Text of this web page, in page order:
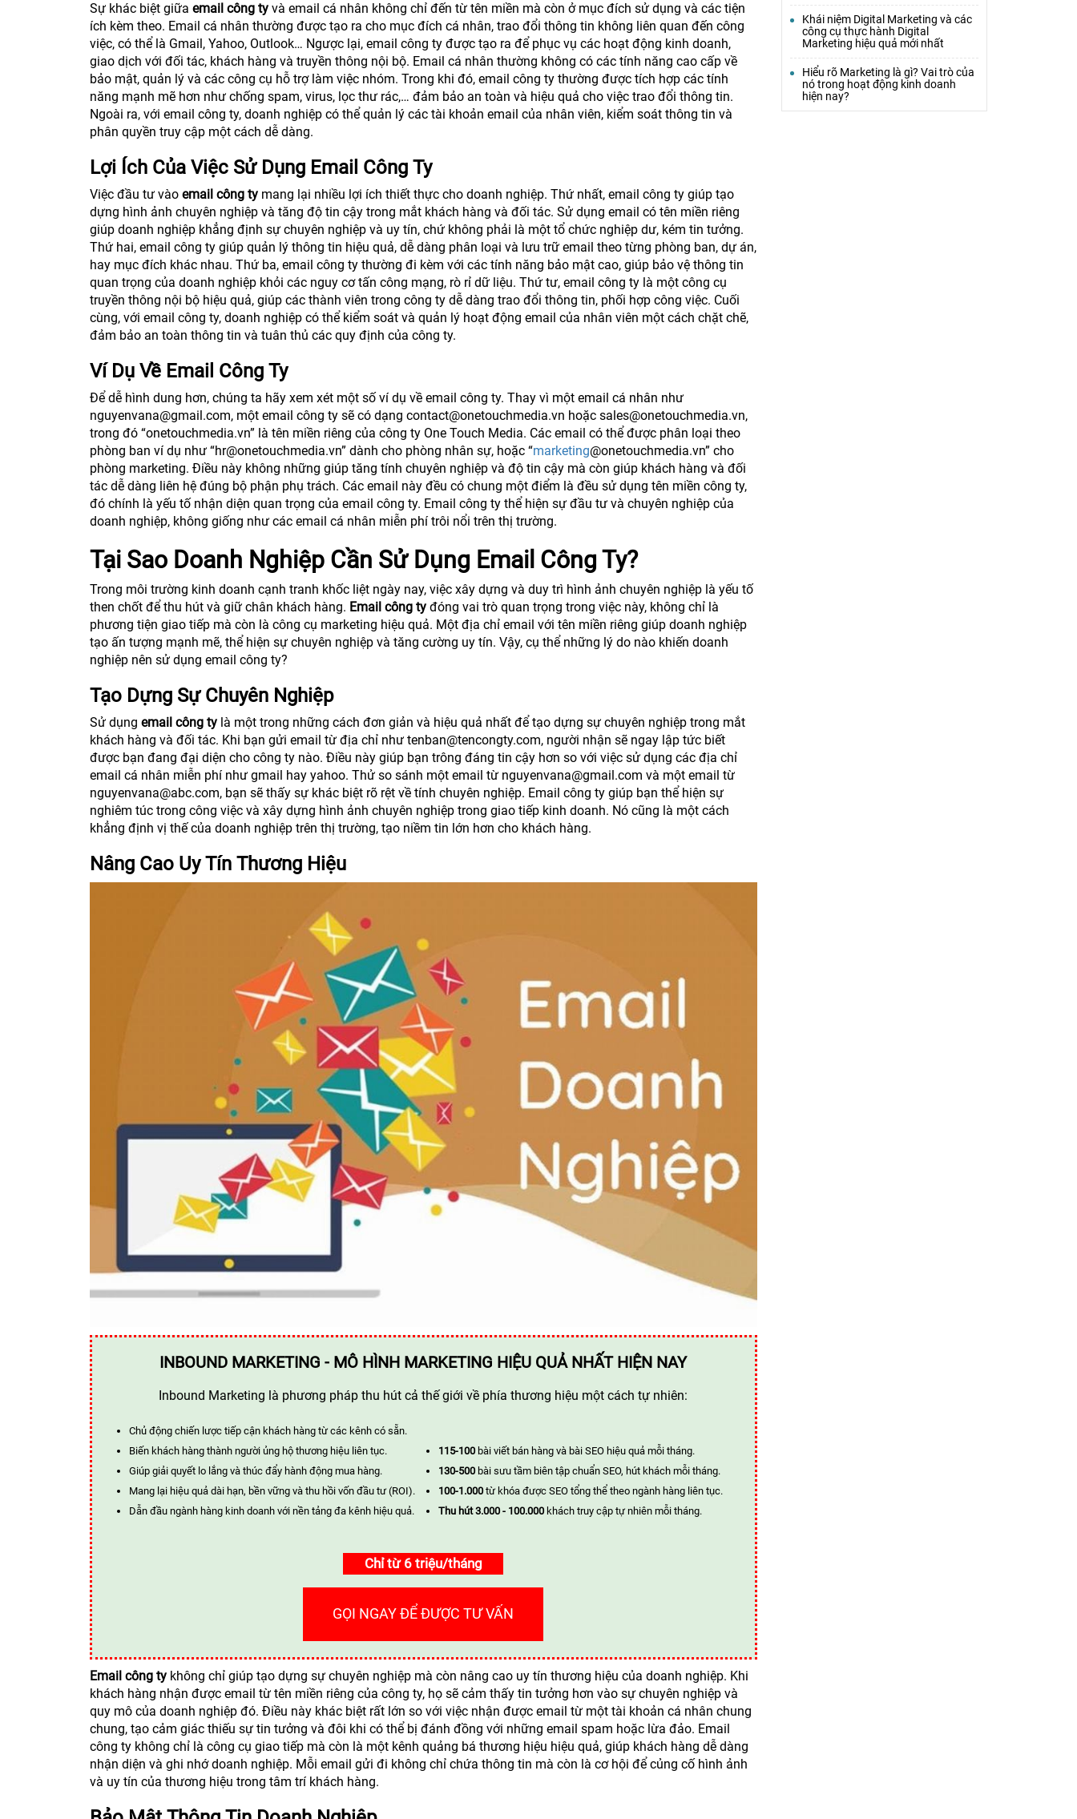
Sự khác biệt giữa email công ty và email cá nhân không chỉ đến từ tên miền mà còn ở mục đích sử dụng và các tiện
ích kèm theo. Email cá nhân thường được tạo ra cho mục đích cá nhân, trao đổi thông tin không liên quan đến công
việc, có thể là Gmail, Yahoo, Outlook… Ngược lại, email công ty được tạo ra để phục vụ các hoạt động kinh doanh,
giao dịch với đối tác, khách hàng và truyền thông nội bộ. Email cá nhân thường không có các tính năng cao cấp về
bảo mật, quản lý và các công cụ hỗ trợ làm việc nhóm. Trong khi đó, email công ty thường được tích hợp các tính
năng mạnh mẽ hơn như chống spam, virus, lọc thư rác,… đảm bảo an toàn và hiệu quả cho việc trao đổi thông tin.
Ngoài ra, với email công ty, doanh nghiệp có thể quản lý các tài khoản email của nhân viên, kiểm soát thông tin và
phân quyền truy cập một cách dễ dàng.
Lợi Ích Của Việc Sử Dụng Email Công Ty
Việc đầu tư vào email công ty mang lại nhiều lợi ích thiết thực cho doanh nghiệp. Thứ nhất, email công ty giúp tạo
dựng hình ảnh chuyên nghiệp và tăng độ tin cậy trong mắt khách hàng và đối tác. Sử dụng email có tên miền riêng
giúp doanh nghiệp khẳng định sự chuyên nghiệp và uy tín, chứ không phải là một tổ chức nghiệp dư, kém tin tưởng.
Thứ hai, email công ty giúp quản lý thông tin hiệu quả, dễ dàng phân loại và lưu trữ email theo từng phòng ban, dự án,
hay mục đích khác nhau. Thứ ba, email công ty thường đi kèm với các tính năng bảo mật cao, giúp bảo vệ thông tin
quan trọng của doanh nghiệp khỏi các nguy cơ tấn công mạng, rò rỉ dữ liệu. Thứ tư, email công ty là một công cụ
truyền thông nội bộ hiệu quả, giúp các thành viên trong công ty dễ dàng trao đổi thông tin, phối hợp công việc. Cuối
cùng, với email công ty, doanh nghiệp có thể kiểm soát và quản lý hoạt động email của nhân viên một cách chặt chẽ,
đảm bảo an toàn thông tin và tuân thủ các quy định của công ty.
Ví Dụ Về Email Công Ty
Để dễ hình dung hơn, chúng ta hãy xem xét một số ví dụ về email công ty. Thay vì một email cá nhân như
nguyenvana@gmail.com, một email công ty sẽ có dạng contact@onetouchmedia.vn hoặc sales@onetouchmedia.vn,
trong đó “onetouchmedia.vn” là tên miền riêng của công ty One Touch Media. Các email có thể được phân loại theo
phòng ban ví dụ như “hr@onetouchmedia.vn” dành cho phòng nhân sự, hoặc “marketing@onetouchmedia.vn” cho
phòng marketing. Điều này không những giúp tăng tính chuyên nghiệp và độ tin cậy mà còn giúp khách hàng và đối
tác dễ dàng liên hệ đúng bộ phận phụ trách. Các email này đều có chung một điểm là đều sử dụng tên miền công ty,
đó chính là yếu tố nhận diện quan trọng của email công ty. Email công ty thể hiện sự đầu tư và chuyên nghiệp của
doanh nghiệp, không giống như các email cá nhân miễn phí trôi nổi trên thị trường.
Tại Sao Doanh Nghiệp Cần Sử Dụng Email Công Ty?
Trong môi trường kinh doanh cạnh tranh khốc liệt ngày nay, việc xây dựng và duy trì hình ảnh chuyên nghiệp là yếu tố
then chốt để thu hút và giữ chân khách hàng. Email công ty đóng vai trò quan trọng trong việc này, không chỉ là
phương tiện giao tiếp mà còn là công cụ marketing hiệu quả. Một địa chỉ email với tên miền riêng giúp doanh nghiệp
tạo ấn tượng mạnh mẽ, thể hiện sự chuyên nghiệp và tăng cường uy tín. Vậy, cụ thể những lý do nào khiến doanh
nghiệp nên sử dụng email công ty?
Tạo Dựng Sự Chuyên Nghiệp
Sử dụng email công ty là một trong những cách đơn giản và hiệu quả nhất để tạo dựng sự chuyên nghiệp trong mắt
khách hàng và đối tác. Khi bạn gửi email từ địa chỉ như tenban@tencongty.com, người nhận sẽ ngay lập tức biết
được bạn đang đại diện cho công ty nào. Điều này giúp bạn trông đáng tin cậy hơn so với việc sử dụng các địa chỉ
email cá nhân miễn phí như gmail hay yahoo. Thử so sánh một email từ nguyenvana@gmail.com và một email từ
nguyenvana@abc.com, bạn sẽ thấy sự khác biệt rõ rệt về tính chuyên nghiệp. Email công ty giúp bạn thể hiện sự
nghiêm túc trong công việc và xây dựng hình ảnh chuyên nghiệp trong giao tiếp kinh doanh. Nó cũng là một cách
khẳng định vị thế của doanh nghiệp trên thị trường, tạo niềm tin lớn hơn cho khách hàng.
Nâng Cao Uy Tín Thương Hiệu
INBOUND MARKETING - MÔ HÌNH MARKETING HIỆU QUẢ NHẤT HIỆN NAY
Inbound Marketing là phương pháp thu hút cả thế giới về phía thương hiệu một cách tự nhiên:
Chủ động chiến lược tiếp cận khách hàng từ các kênh có sẵn.
Biến khách hàng thành người ủng hộ thương hiệu liên tục.
Giúp giải quyết lo lắng và thúc đẩy hành động mua hàng.
Mang lại hiệu quả dài hạn, bền vững và thu hồi vốn đầu tư (ROI).
Dẫn đầu ngành hàng kinh doanh với nền tảng đa kênh hiệu quả.
115-100 bài viết bán hàng và bài SEO hiệu quả mỗi tháng.
130-500 bài sưu tầm biên tập chuẩn SEO, hút khách mỗi tháng.
100-1.000 từ khóa được SEO tổng thể theo ngành hàng liên tục.
Thu hút 3.000 - 100.000 khách truy cập tự nhiên mỗi tháng.
Chỉ từ 6 triệu/tháng
GỌI NGAY ĐỂ ĐƯỢC TƯ VẤN
Email công ty không chỉ giúp tạo dựng sự chuyên nghiệp mà còn nâng cao uy tín thương hiệu của doanh nghiệp. Khi
khách hàng nhận được email từ tên miền riêng của công ty, họ sẽ cảm thấy tin tưởng hơn vào sự chuyên nghiệp và
quy mô của doanh nghiệp đó. Điều này khác biệt rất lớn so với việc nhận được email từ một tài khoản cá nhân chung
chung, tạo cảm giác thiếu sự tin tưởng và đôi khi có thể bị đánh đồng với những email spam hoặc lừa đảo. Email
công ty không chỉ là công cụ giao tiếp mà còn là một kênh quảng bá thương hiệu hiệu quả, giúp khách hàng dễ dàng
nhận diện và ghi nhớ doanh nghiệp. Mỗi email gửi đi không chỉ chứa thông tin mà còn là cơ hội để củng cố hình ảnh
và uy tín của thương hiệu trong tâm trí khách hàng.
Khái niệm Digital Marketing và các
công cụ thực hành Digital
Marketing hiệu quả mới nhất
Hiểu rõ Marketing là gì? Vai trò của
nó trong hoạt động kinh doanh
hiện nay?